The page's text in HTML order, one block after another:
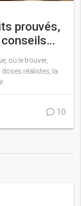
prouvés,
où le trouver,
doses réalistes, la
10